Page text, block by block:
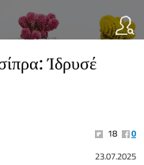
Ίδρυσέ
18
0
23.07.2025